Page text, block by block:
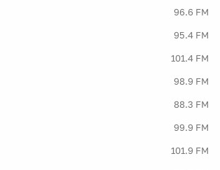
96.6 FM
95.4 FM
101.4 FM
98.9 FM
88.3 FM
99.9 FM
101.9 FM